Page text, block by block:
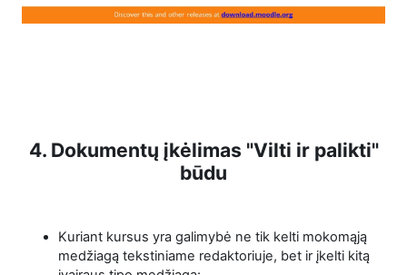
4. Dokumentų įkėlimas "Vilti ir palikti"
būdu
Kuriant kursus yra galimybė ne tik kelti mokomąją
medžiagą tekstiniame redaktoriuje, bet ir įkelti kitą